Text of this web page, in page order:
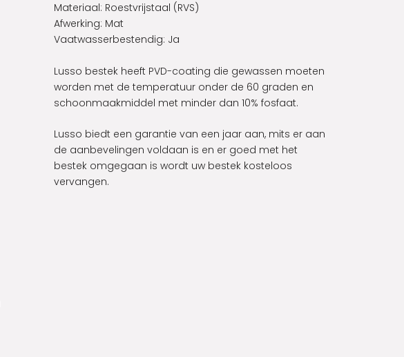
Materiaal: Roestvrijstaal (RVS)
Afwerking: Mat
Vaatwasserbestendig: Ja
Lusso bestek heeft PVD-coating die gewassen moeten
worden met de temperatuur onder de 60 graden en
schoonmaakmiddel met minder dan 10% fosfaat.
Lusso biedt een garantie van een jaar aan, mits er aan
de aanbevelingen voldaan is en er goed met het
bestek omgegaan is wordt uw bestek kosteloos
vervangen.